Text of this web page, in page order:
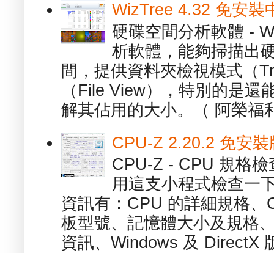
WizTree 4.32 免安裝
硬碟空間分析軟體 -
析軟體，能夠掃描出
間，提供資料夾檢視模式（
（File View），特別的是還
解其佔用的大小。（ 阿榮福
CPU-Z 2.20.2 免安
CPU-Z - CPU 規格
用這支小程式檢查一
資訊有：CPU 的詳細規格
板型號、記憶體大小及規格
資訊、Windows 及 DirectX